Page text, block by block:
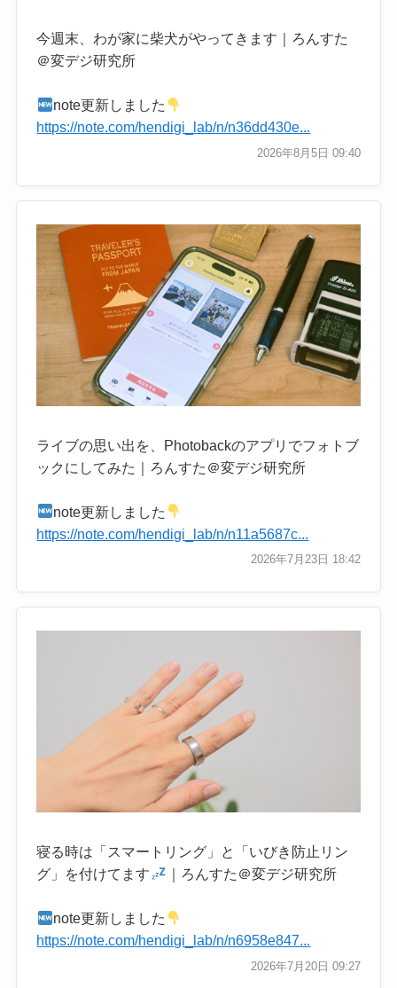
今週末、わが家に柴犬がやってきます｜ろんすた
＠変デジ研究所
note更新しました
https://note.com/hendigi_lab/n/n36dd430e...
2026年8月5日 09:40
ライブの思い出を、Photobackのアプリでフォトブ
ックにしてみた｜ろんすた＠変デジ研究所
note更新しました
https://note.com/hendigi_lab/n/n11a5687c...
2026年7月23日 18:42
寝る時は「スマートリング」と「いびき防止リン
グ」を付けてます
｜ろんすた＠変デジ研究所
note更新しました
https://note.com/hendigi_lab/n/n6958e847...
2026年7月20日 09:27